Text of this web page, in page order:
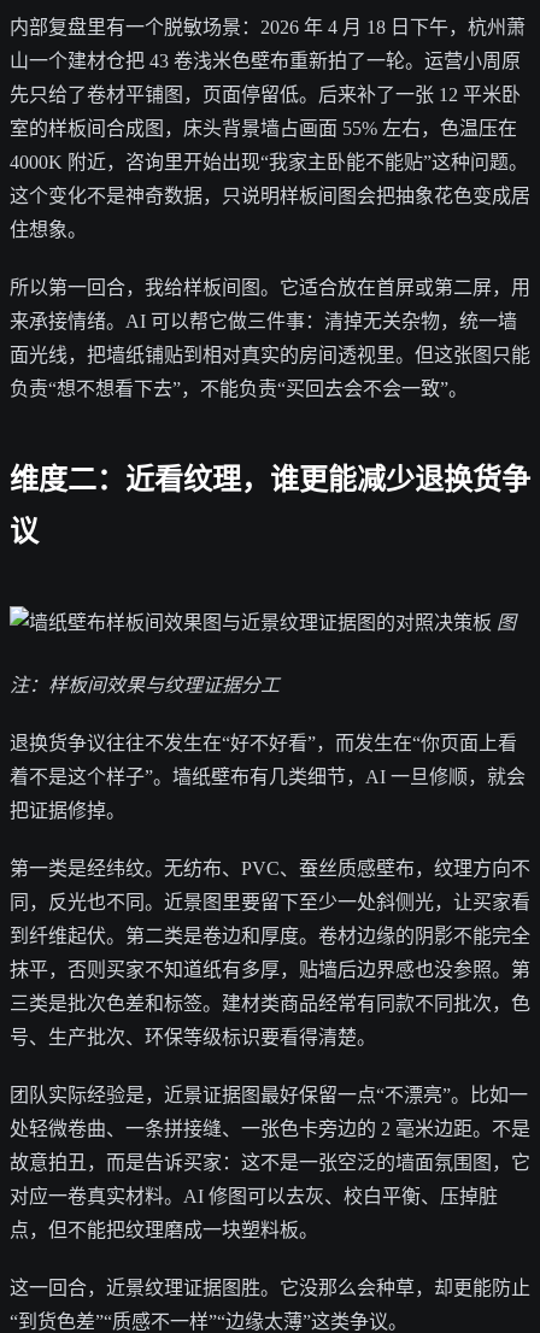
内部复盘里有一个脱敏场景：2026 年 4 月 18 日下午，杭州萧
山一个建材仓把 43 卷浅米色壁布重新拍了一轮。运营小周原
先只给了卷材平铺图，页面停留低。后来补了一张 12 平米卧
室的样板间合成图，床头背景墙占画面 55% 左右，色温压在
4000K 附近，咨询里开始出现“我家主卧能不能贴”这种问题。
这个变化不是神奇数据，只说明样板间图会把抽象花色变成居
住想象。
所以第一回合，我给样板间图。它适合放在首屏或第二屏，用
来承接情绪。AI 可以帮它做三件事：清掉无关杂物，统一墙
面光线，把墙纸铺贴到相对真实的房间透视里。但这张图只能
负责“想不想看下去”，不能负责“买回去会不会一致”。
维度二：近看纹理，谁更能减少退换货争
议
图
注：样板间效果与纹理证据分工
退换货争议往往不发生在“好不好看”，而发生在“你页面上看
着不是这个样子”。墙纸壁布有几类细节，AI 一旦修顺，就会
把证据修掉。
第一类是经纬纹。无纺布、PVC、蚕丝质感壁布，纹理方向不
同，反光也不同。近景图里要留下至少一处斜侧光，让买家看
到纤维起伏。第二类是卷边和厚度。卷材边缘的阴影不能完全
抹平，否则买家不知道纸有多厚，贴墙后边界感也没参照。第
三类是批次色差和标签。建材类商品经常有同款不同批次，色
号、生产批次、环保等级标识要看得清楚。
团队实际经验是，近景证据图最好保留一点“不漂亮”。比如一
处轻微卷曲、一条拼接缝、一张色卡旁边的 2 毫米边距。不是
故意拍丑，而是告诉买家：这不是一张空泛的墙面氛围图，它
对应一卷真实材料。AI 修图可以去灰、校白平衡、压掉脏
点，但不能把纹理磨成一块塑料板。
这一回合，近景纹理证据图胜。它没那么会种草，却更能防止
“到货色差”“质感不一样”“边缘太薄”这类争议。